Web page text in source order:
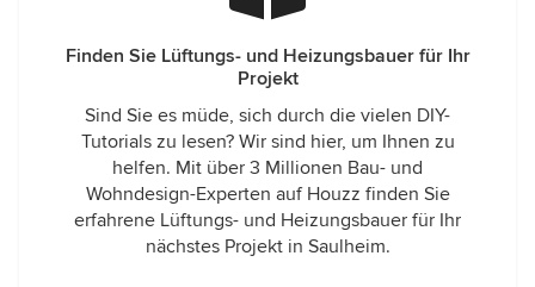
Finden Sie Lüftungs- und Heizungsbauer für Ihr
Projekt
Sind Sie es müde, sich durch die vielen DIY-
Tutorials zu lesen? Wir sind hier, um Ihnen zu
helfen. Mit über 3 Millionen Bau- und
Wohndesign-Experten auf Houzz finden Sie
erfahrene Lüftungs- und Heizungsbauer für Ihr
nächstes Projekt in Saulheim.